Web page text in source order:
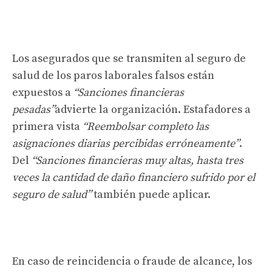
Los asegurados que se transmiten al seguro de
salud de los paros laborales falsos están
expuestos a “Sanciones financieras
pesadas”advierte la organización. Estafadores a
primera vista “Reembolsar completo las
asignaciones diarias percibidas erróneamente”.
Del “Sanciones financieras muy altas, hasta tres
veces la cantidad de daño financiero sufrido por el
seguro de salud”también puede aplicar.
En caso de reincidencia o fraude de alcance, los